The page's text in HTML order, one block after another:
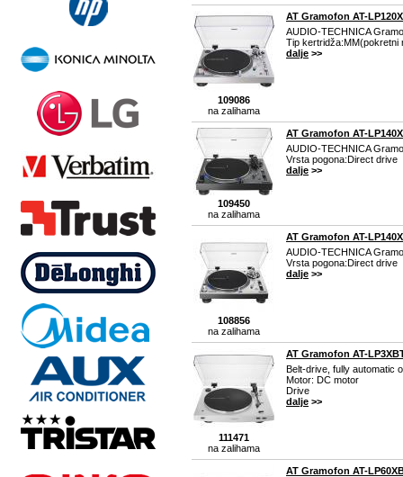
109086
na zalihama
AT Gramofon AT-
AUDIO-TECHNICA
Tip kertridža:MM(pokretni
dalje >>
109450
na zalihama
AT Gramofon AT-
AUDIO-TECHNICA
Vrsta pogona:Direct drive
dalje >>
108856
na zalihama
AT Gramofon AT-
AUDIO-TECHNICA
Vrsta pogona:Direct drive
dalje >>
111471
na zalihama
AT Gramofon AT-
Belt-drive, fully automatic
Motor: DC motor
Drive
dalje >>
AT Gramofon AT-